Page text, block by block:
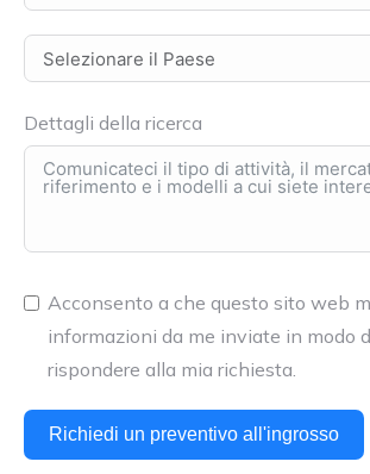
Dettagli della ricerca
Acconsento a che questo sito web
informazioni da me inviate in modo
rispondere alla mia richiesta.
Richiedi un preventivo all'ingrosso